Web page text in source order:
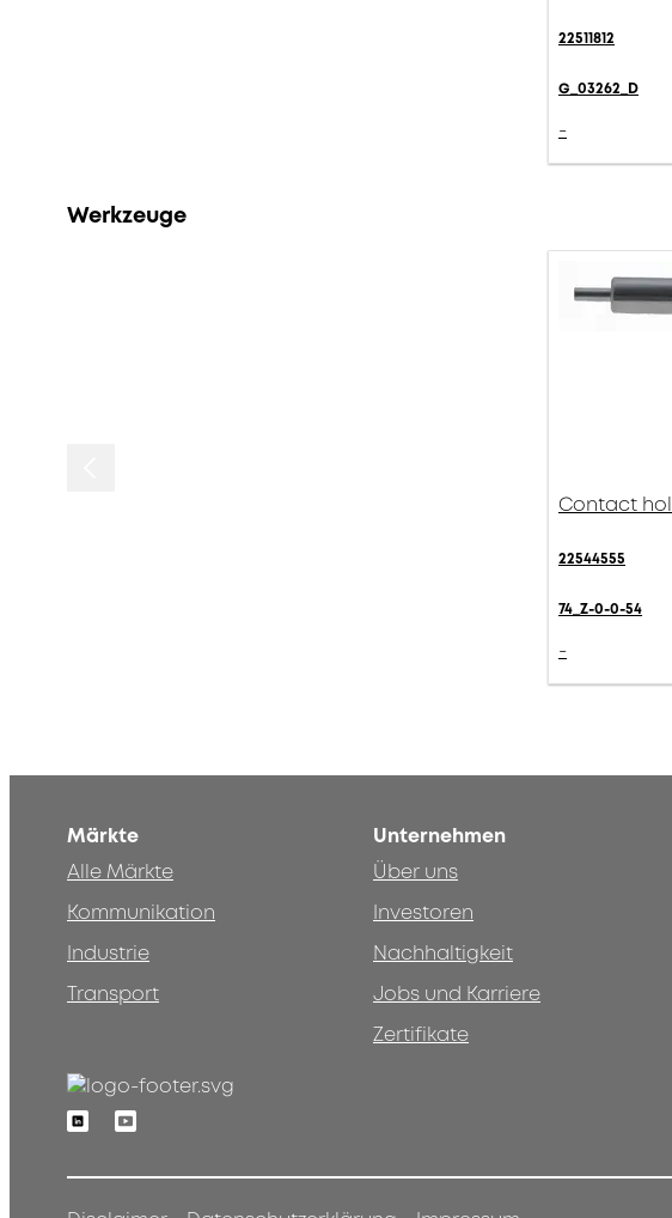
22511812
G_03262_D
-
Werkzeuge
Contact
22544555
74_Z-0-0-54
-
Märkte
Alle Märkte
Kommunikation
Industrie
Transport
Unternehmen
Über uns
Investoren
Nachhaltigkeit
Jobs und Karriere
Zertifikate
LinkedinYoutube